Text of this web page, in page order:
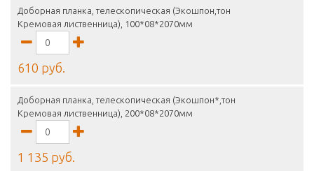
Доборная планка, телескопическая (Экошпон,тон
Кремовая лиственница), 100*08*2070мм
610 руб.
Доборная планка, телескопическая (Экошпон*,тон
Кремовая лиственница), 200*08*2070мм
1 135 руб.